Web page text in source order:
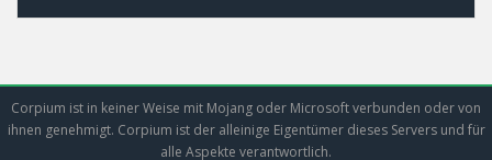
Corpium ist in keiner Weise mit Mojang oder Microsoft verbunden oder von
ihnen genehmigt. Corpium ist der alleinige Eigentümer dieses Servers und für
alle Aspekte verantwortlich.